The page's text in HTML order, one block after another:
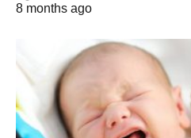
8 months ago